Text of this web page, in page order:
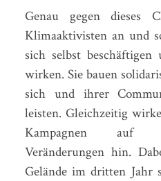
Genau gegen dieses
Klimaaktivisten an und
sich selbst
wirken. Sie bauen
sich und ihrer
leisten. Gleichzeitig
Kampagnen auf
Veränderungen hin.
Gelände im dritten Jahr